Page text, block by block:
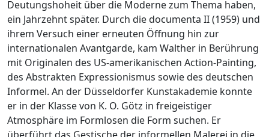
Deutungshoheit über die Moderne zum Thema haben,
ein Jahrzehnt später. Durch die documenta II (1959) und
ihrem Versuch einer erneuten Öffnung hin zur
internationalen Avantgarde, kam Walther in Berührung
mit Originalen des US-amerikanischen Action-Painting,
des Abstrakten Expressionismus sowie des deutschen
Informel. An der Düsseldorfer Kunstakademie konnte
er in der Klasse von K. O. Götz in freigeistiger
Atmosphäre im Formlosen die Form suchen. Er